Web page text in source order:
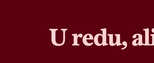
U redu,